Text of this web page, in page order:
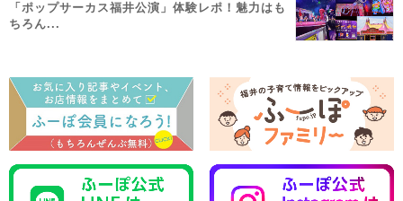
「ポップサーカス福井公演」体験レポ！魅力はも
ちろん...